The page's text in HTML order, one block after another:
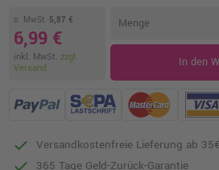
o. MwSt. 5,87 €
6,99 €
inkl. MwSt. zzgl.
Versand
Menge
In den
Versandkostenfreie Lieferung ab
365 Tage Geld-Zurück-Garantie